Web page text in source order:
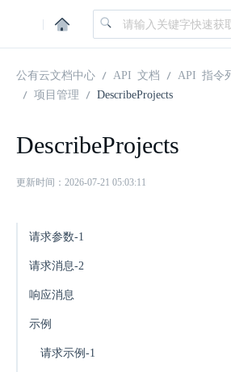
|
公有云文档中心 API 文档 API 指令
项目管理
DescribeProjects
DescribeProjects
更新时间：2026-07-21 05:03:11
请求参数-1
请求消息-2
响应消息
示例
请求示例-1